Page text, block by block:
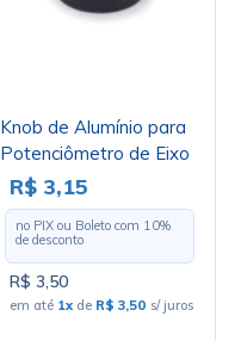
Knob de Alumínio para
Potenciômetro de Eixo
Estriado - A23x17 -
Preto
R$ 3,15
no PIX ou Boleto com 10%
de desconto
R$ 3,50
em até 1x de R$ 3,50 s/ juros